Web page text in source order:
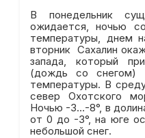
В понедельник
ожидается, ночью
температуры, днем
вторник Сахалин
запада, который
(дождь со снегом)
температуры. В
север Охотского
Ночью -3…-8°, в
от 0 до -3°, на юге
небольшой снег.